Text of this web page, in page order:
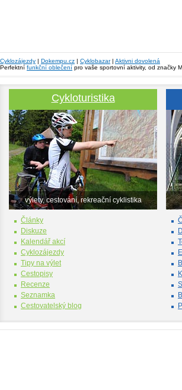
Cyklozájezdy | Dokempu.cz | Cyklobazar| Aktivni dovolená
Perfektní funkční oblečení pro vaše sportovní aktivity, od značky
Cykloturistika
výlety, cestování, rekreační cyklistika
Články
Diskuze
Kalendář akcí
Cyklozájezdy
Tipy na výlet
Cestopisy
Recenze
Seznamka
Cestovatelský blog